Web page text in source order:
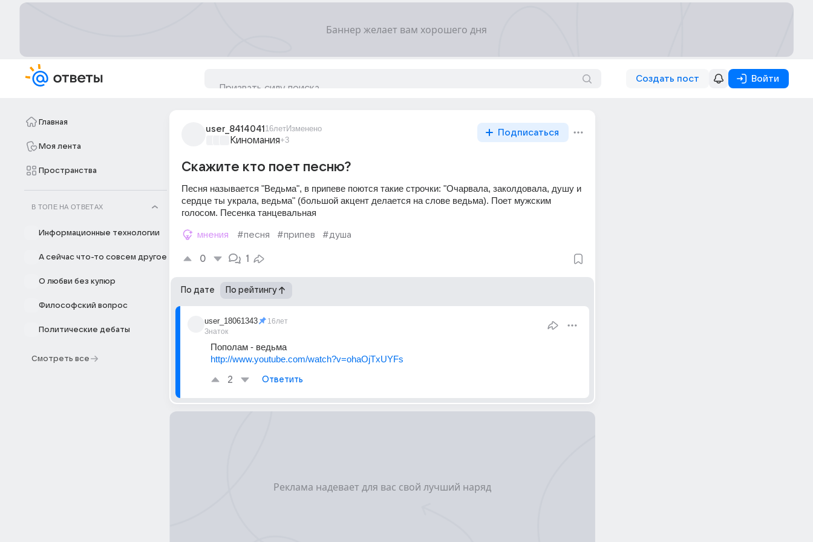
Создать пост Войти
Главная
Моя лента
Пространства
В ТОПЕ НА ОТВЕТАХ
Информационные технологии
А сейчас что-то совсем другое
О любви без купюр
Философский вопрос
Политические дебаты
Смотреть все
user_8414041 16летИзменено
Киномания+3
Подписаться
Скажите кто поет песню?
Песня называется "Ведьма", в припеве поются такие строчки: "Очарвала, заколдовала, душу и
сердце ты украла, ведьма" (большой акцент делается на слове ведьма). Поет мужским
голосом. Песенка танцевальная
мнения #песня #припев #душа
0 1
По дате По рейтингу
user_18061343
Знаток
16лет
Пополам - ведьма
http://www.youtube.com/watch?v=ohaOjTxUYFs
2 Ответить